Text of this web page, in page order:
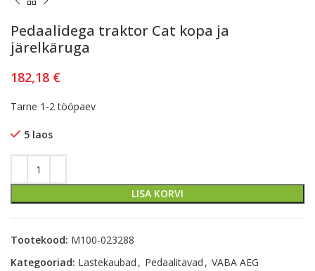
Pedaalidega traktor Cat kopa ja
järelkäruga
182,18 €
Tarne 1-2 tööpaev
5 laos
LISA KORVI
Tootekood: M100-023288
Kategooriad: Lastekaubad , Pedaalitavad , VABA AEG